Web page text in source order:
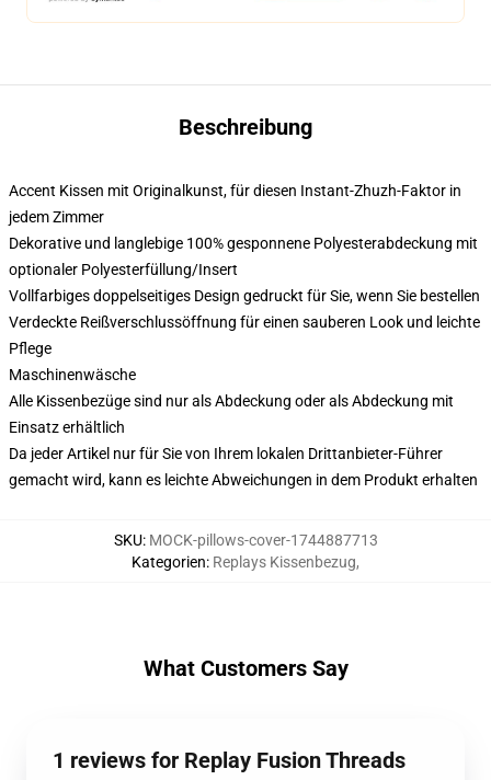
Beschreibung
Accent Kissen mit Originalkunst, für diesen Instant-Zhuzh-Faktor in
jedem Zimmer
Dekorative und langlebige 100% gesponnene Polyesterabdeckung mit
optionaler Polyesterfüllung/Insert
Vollfarbiges doppelseitiges Design gedruckt für Sie, wenn Sie bestellen
Verdeckte Reißverschlussöffnung für einen sauberen Look und leichte
Pflege
Maschinenwäsche
Alle Kissenbezüge sind nur als Abdeckung oder als Abdeckung mit
Einsatz erhältlich
Da jeder Artikel nur für Sie von Ihrem lokalen Drittanbieter-Führer
gemacht wird, kann es leichte Abweichungen in dem Produkt erhalten
SKU: MOCK-pillows-cover-1744887713
Kategorien: Replays Kissenbezug,
What Customers Say
1 reviews for Replay Fusion Threads